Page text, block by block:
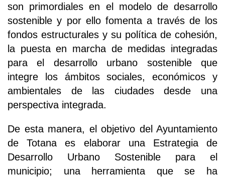
son primordiales en el modelo de desarrollo
sostenible y por ello fomenta a través de los
fondos estructurales y su política de cohesión,
la puesta en marcha de medidas integradas
para el desarrollo urbano sostenible que
integre los ámbitos sociales, económicos y
ambientales de las ciudades desde una
perspectiva integrada.
De esta manera, el objetivo del Ayuntamiento
de Totana es elaborar una Estrategia de
Desarrollo Urbano Sostenible para el
municipio; una herramienta que se ha